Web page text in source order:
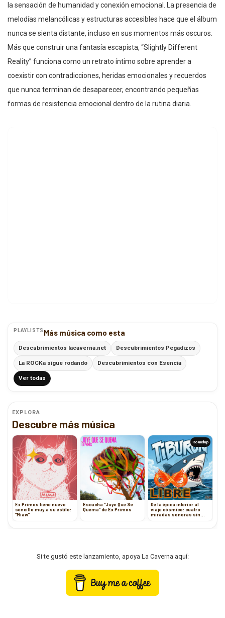
la sensación de humanidad y conexión emocional. La presencia de
melodías melancólicas y estructuras accesibles hace que el álbum
nunca se sienta distante, incluso en sus momentos más oscuros.
Más que construir una fantasía escapista, “Slightly Different
Reality” funciona como un retrato íntimo sobre aprender a
coexistir con contradicciones, heridas emocionales y recuerdos
que nunca terminan de desaparecer, encontrando pequeñas
formas de resistencia emocional dentro de la rutina diaria.
PLAYLISTS Más música como esta
Descubrimientos lacaverna.net Descubrimientos Pegadizos
La ROCKa sigue rodando Descubrimientos con Esencia
Ver todas
EXPLORA
Descubre más música
Ex Primos tiene nuevo
sencillo muy a su estilo:
“Miaw”
Escucha “Juye Que Se
Quema” de Ex Primos
Roundup
De la épica interior al
viaje cósmico: cuatro
miradas sonoras sin
Si te gustó este lanzamiento, apoya La Caverna aquí: